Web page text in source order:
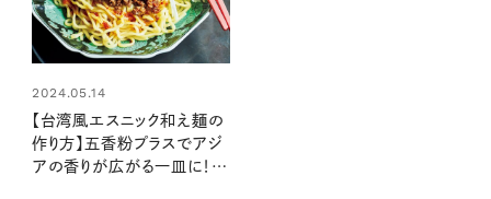
2024.05.14
【台湾風エスニック和え麺の
作り方】五香粉プラスでアジ
アの香りが広がる一皿に！：